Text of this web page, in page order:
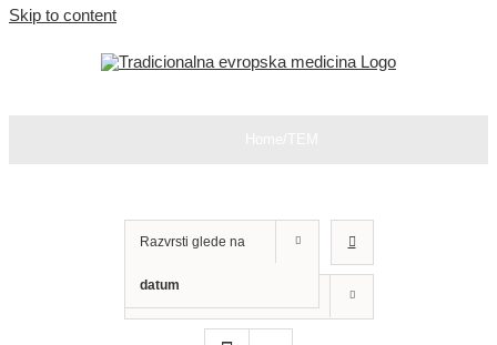
Skip to content
Razvrsti glede na
datum